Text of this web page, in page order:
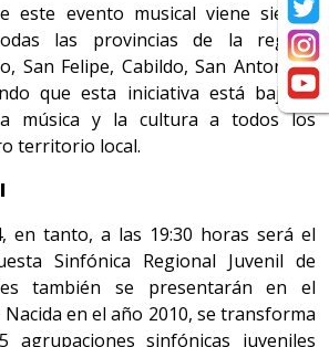
este evento musical viene siendo
las provincias de la región:
San Felipe, Cabildo, San Antonio y
que esta iniciativa está bajo la
música y la cultura a todos los
territorio local.
en tanto, a las 19:30 horas será el
Sinfónica Regional Juvenil de
también se presentarán en el
en el año 2010, se transforma
sinfónicas juveniles